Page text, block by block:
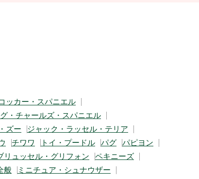
ッカー・スパニエル
・チャールズ・スパニエル
ズー
ジャック・ラッセル・テリア
チワワ トイ・プードル パグ
パピヨン
リュッセル・グリフォン
ペキニーズ
般
ミニチュア・シュナウザー